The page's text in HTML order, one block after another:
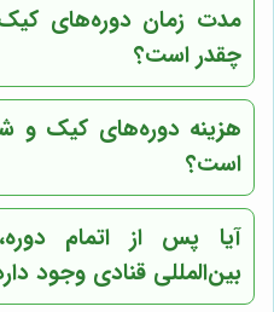
مدت زمان دوره‌های
چقدر است؟
هزینه دوره‌های کیک و
است؟
آیا پس از اتمام
بین‌المللی قنادی وجود